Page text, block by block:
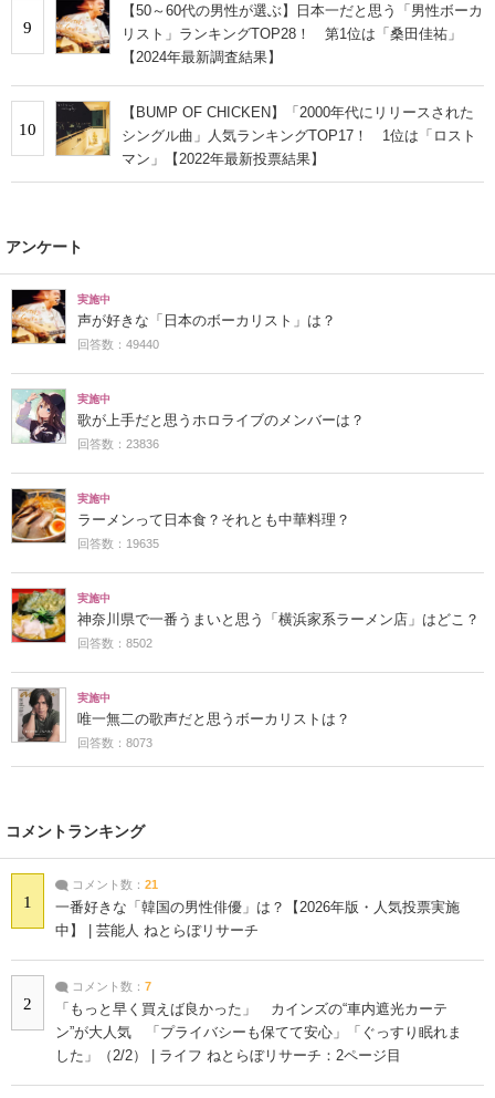
9
【50～60代の男性が選ぶ】日本一だと思う「男性ボーカ
リスト」ランキングTOP28！ 第1位は「桑田佳祐」
【2024年最新調査結果】
10
【BUMP OF CHICKEN】「2000年代にリリースされた
シングル曲」人気ランキングTOP17！ 1位は「ロスト
マン」【2022年最新投票結果】
アンケート
実施中
声が好きな「日本のボーカリスト」は？
回答数：49440
実施中
歌が上手だと思うホロライブのメンバーは？
回答数：23836
実施中
ラーメンって日本食？それとも中華料理？
回答数：19635
実施中
神奈川県で一番うまいと思う「横浜家系ラーメン店」はどこ？
回答数：8502
実施中
唯一無二の歌声だと思うボーカリストは？
回答数：8073
コメントランキング
1
コメント数： 21
一番好きな「韓国の男性俳優」は？【2026年版・人気投票実施
中】 | 芸能人 ねとらぼリサーチ
2
コメント数： 7
「もっと早く買えば良かった」 カインズの“車内遮光カーテ
ン”が大人気 「プライバシーも保てて安心」「ぐっすり眠れま
した」（2/2） | ライフ ねとらぼリサーチ：2ページ目